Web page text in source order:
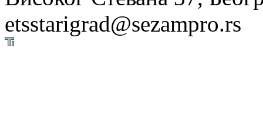
etsstarigrad@sezampro.rs